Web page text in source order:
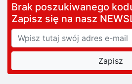
Brak poszukiwanego
Zapisz się na nasz